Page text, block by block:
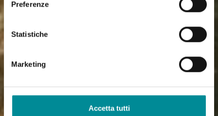
Preferenze
Statistiche
Marketing
Accetta tutti